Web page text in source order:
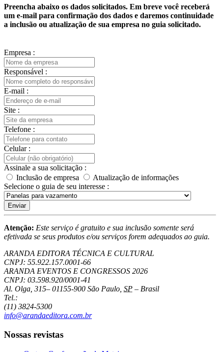
Preencha abaixo os dados solicitados. Em breve você receberá
um e-mail para confirmação dos dados e daremos continuidade
a inclusão ou atualização de sua empresa no guia solicitado.
Empresa :
Responsável :
E-mail :
Site :
Telefone :
Celular :
Assinale a sua solicitação :
Inclusão de empresa
Atualização de informações
Selecione o guia de seu interesse :
Enviar
Atenção: Este serviço é gratuito e sua inclusão somente será
efetivada se seus produtos e/ou serviços forem adequados ao guia.
ARANDA EDITORA TÉCNICA E CULTURAL
CNPJ: 55.922.157.0001-66
ARANDA EVENTOS E CONGRESSOS 2026
CNPJ: 03.598.920/0001-41
Al. Olga, 315– 01155-900 São Paulo, SP – Brasil
Tel.:
(11) 3824-5300
info@arandaeditora.com.br
Nossas revistas